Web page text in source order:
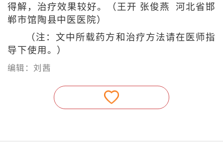
得解，治疗效果较好。（王开 张俊燕 河北省邯
郸市馆陶县中医医院）
（注：文中所载药方和治疗方法请在医师指
导下使用。）
编辑：刘茜